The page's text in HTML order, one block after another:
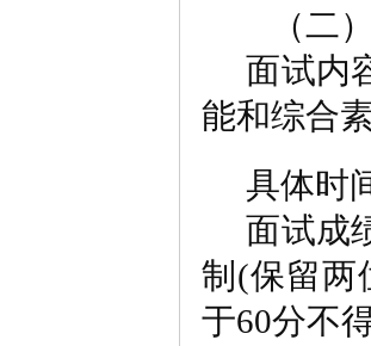
（二）
面试内
能和综合
具体时
面试成
制 (保留两
于60分不